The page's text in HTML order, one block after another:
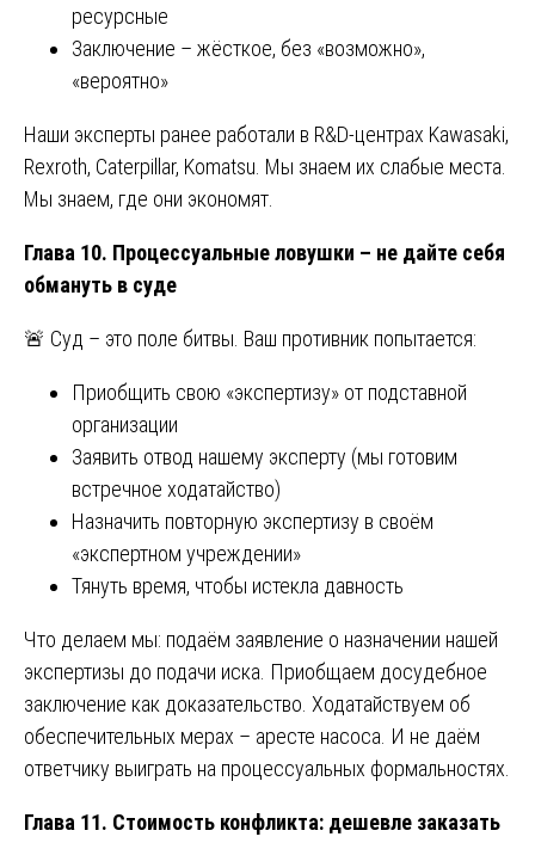
ресурсные
Заключение – жёсткое, без «возможно»,
«вероятно»
Наши эксперты ранее работали в R&D-центрах Kawasaki,
Rexroth, Caterpillar, Komatsu. Мы знаем их слабые места.
Мы знаем, где они экономят.
Глава 10. Процессуальные ловушки – не дайте себя
обмануть в суде
🚨 Суд – это поле битвы. Ваш противник попытается:
Приобщить свою «экспертизу» от подставной
организации
Заявить отвод нашему эксперту (мы готовим
встречное ходатайство)
Назначить повторную экспертизу в своём
«экспертном учреждении»
Тянуть время, чтобы истекла давность
Что делаем мы: подаём заявление о назначении нашей
экспертизы до подачи иска. Приобщаем досудебное
заключение как доказательство. Ходатайствуем об
обеспечительных мерах – аресте насоса. И не даём
ответчику выиграть на процессуальных формальностях.
Глава 11. Стоимость конфликта: дешевле заказать